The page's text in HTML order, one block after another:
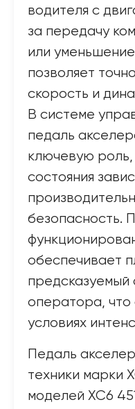
водителя с
за передачу
или
позволяет
скорость и
В системе
педаль
ключевую роль,
состояния
безопасность.
обеспечивает
предсказуемый
оператора,
условиях
Педаль
техники марки
моделей XC6